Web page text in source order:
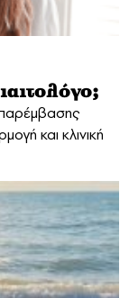
και κλινική